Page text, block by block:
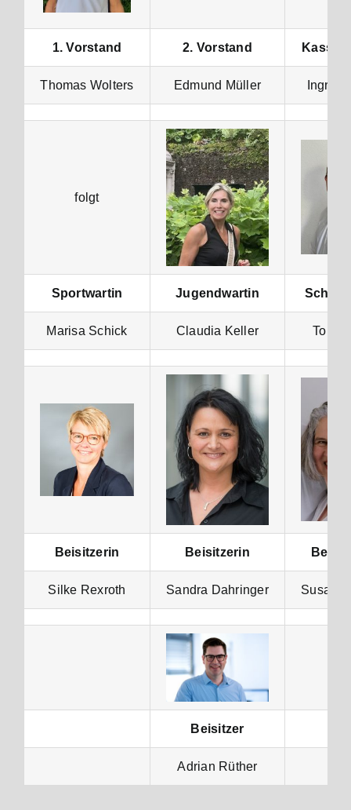
1. Vorstand 2. Vorstand
Thomas Wolters Edmund Müller Ingrid
folgt
Sportwartin Jugendwartin
Marisa Schick Claudia Keller
Beisitzerin Beisitzerin
Silke Rexroth Sandra Dahringer
Beisitzer
Adrian Rüther